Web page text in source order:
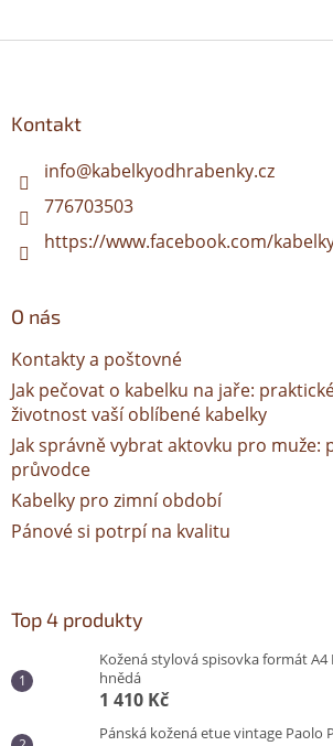
Kontakt
info@kabelkyodhrabenky.cz
776703503
https://www.facebook.com/
O nás
Kontakty a poštovné
Jak pečovat o kabelku na jaře:
životnost vaší oblíbené kabelky
Jak správně vybrat aktovku pro muže:
průvodce
Kabelky pro zimní období
Pánové si potrpí na kvalitu
Top 4 produkty
Kožená stylová spisovka formát A4
hnědá
1 410 Kč
Pánská kožená etue vintage Paolo